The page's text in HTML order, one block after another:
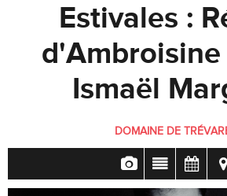
Estivales :
Ismaël
DOMAINE DE